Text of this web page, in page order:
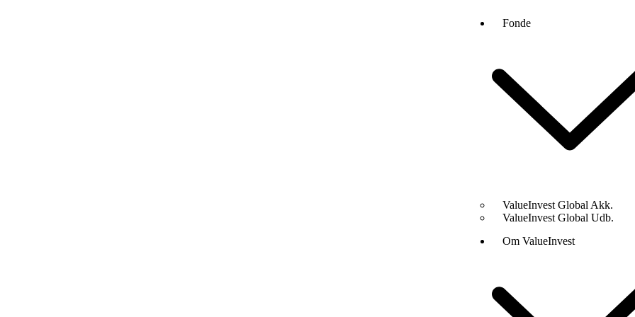
Fonde
ValueInvest Global Akk.
ValueInvest Global Udb.
Om ValueInvest